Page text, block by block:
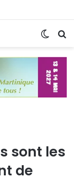
vigilance jaune
sont les
de